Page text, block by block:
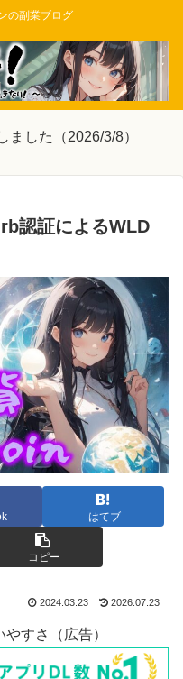
の副業ブログ
した（2026/3/8）
認証によるWLD
はてブ
コピー
2024.03.23 2026.07.23
すさ（広告）